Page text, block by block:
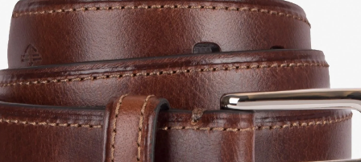
yaz koleksiyonu
ofis tarzı